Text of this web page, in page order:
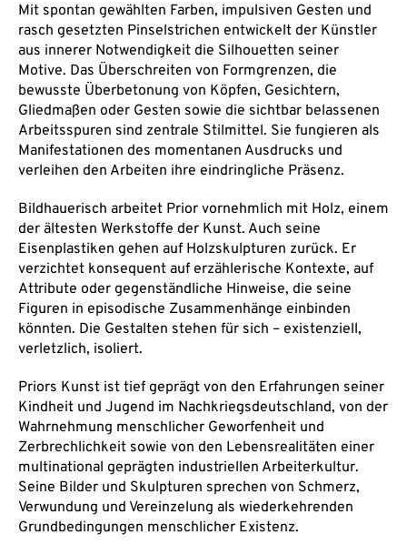
Mit spontan gewählten Farben, impulsiven Gesten und
rasch gesetzten Pinselstrichen entwickelt der Künstler
aus innerer Notwendigkeit die Silhouetten seiner
Motive. Das Überschreiten von Formgrenzen, die
bewusste Überbetonung von Köpfen, Gesichtern,
Gliedmaßen oder Gesten sowie die sichtbar belassenen
Arbeitsspuren sind zentrale Stilmittel. Sie fungieren als
Manifestationen des momentanen Ausdrucks und
verleihen den Arbeiten ihre eindringliche Präsenz.
Bildhauerisch arbeitet Prior vornehmlich mit Holz, einem
der ältesten Werkstoffe der Kunst. Auch seine
Eisenplastiken gehen auf Holzskulpturen zurück. Er
verzichtet konsequent auf erzählerische Kontexte, auf
Attribute oder gegenständliche Hinweise, die seine
Figuren in episodische Zusammenhänge einbinden
könnten. Die Gestalten stehen für sich – existenziell,
verletzlich, isoliert.
Priors Kunst ist tief geprägt von den Erfahrungen seiner
Kindheit und Jugend im Nachkriegsdeutschland, von der
Wahrnehmung menschlicher Geworfenheit und
Zerbrechlichkeit sowie von den Lebensrealitäten einer
multinational geprägten industriellen Arbeiterkultur.
Seine Bilder und Skulpturen sprechen von Schmerz,
Verwundung und Vereinzelung als wiederkehrenden
Grundbedingungen menschlicher Existenz.